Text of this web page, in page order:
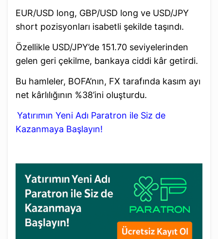
EUR/USD long, GBP/USD long ve USD/JPY
short pozisyonları isabetli şekilde taşındı.
Özellikle USD/JPY’de 151.70 seviyelerinden
gelen geri çekilme, bankaya ciddi kâr getirdi.
Bu hamleler, BOFA’nın, FX tarafında kasım ayı
net kârlılığının %38’ini oluşturdu.
Yatırımın Yeni Adı Paratron ile Siz de
Kazanmaya Başlayın!